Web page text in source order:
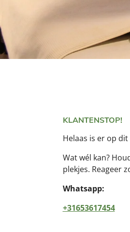
KLANTENSTOP!
Helaas is er op
Wat wél kan?
plekjes. Reageer
Whatsapp:
+31653617454